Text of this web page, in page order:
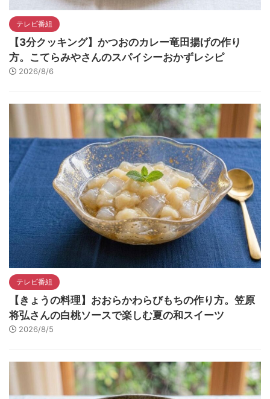
テレビ番組
【3分クッキング】かつおのカレー竜田揚げの作り
方。こてらみやさんのスパイシーおかずレシピ
2026/8/6
テレビ番組
【きょうの料理】おおらかわらびもちの作り方。笠原
将弘さんの白桃ソースで楽しむ夏の和スイーツ
2026/8/5